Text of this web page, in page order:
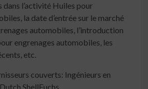
dans l’activité Huiles pour
la date d’entrée sur le marché
automobiles, l’introduction
engrenages automobiles, les
etc.
couverts: Ingénieurs en
ShellFuchs